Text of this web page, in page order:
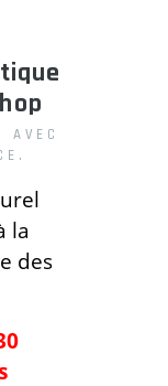
AVEC
la
des